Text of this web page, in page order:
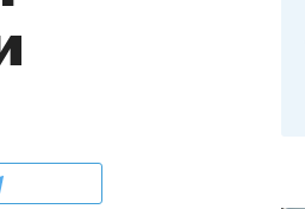
налогах и развитии без кредитов